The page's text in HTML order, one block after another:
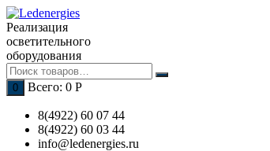
Перейти
к
содержимому
Реализация
осветительного
оборудования
0 Всего: 0 Р
8(4922) 60 07 44
8(4922) 60 03 44
info@ledenergies.ru